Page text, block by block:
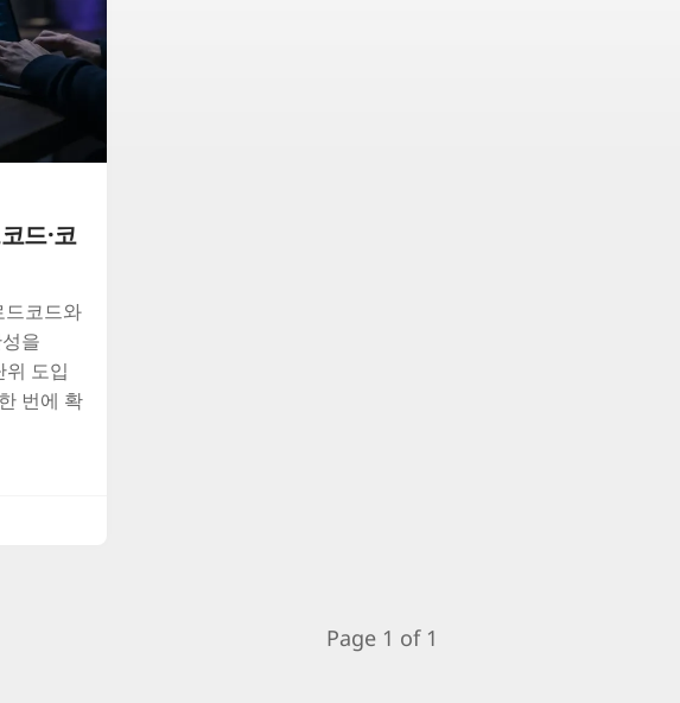
드·코
드코드와
을
도입
번에 확
Page 1 of 1